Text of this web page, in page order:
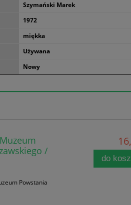
Szymański Marek
1972
miękka
Używana
Nowy
/
Powstania
do